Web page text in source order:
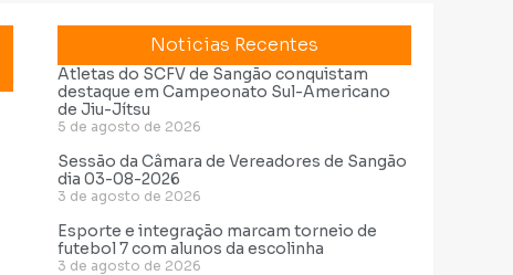
Noticias Recentes
Atletas do SCFV de Sangão conquistam
destaque em Campeonato Sul-Americano
de Jiu-Jítsu
5 de agosto de 2026
Sessão da Câmara de Vereadores de Sangão
dia 03-08-2026
3 de agosto de 2026
Esporte e integração marcam torneio de
futebol 7 com alunos da escolinha
3 de agosto de 2026